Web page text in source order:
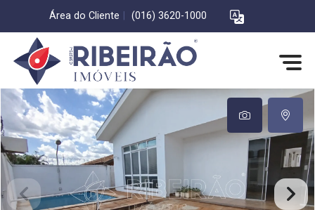
Área do Cliente (016) 3620-1000